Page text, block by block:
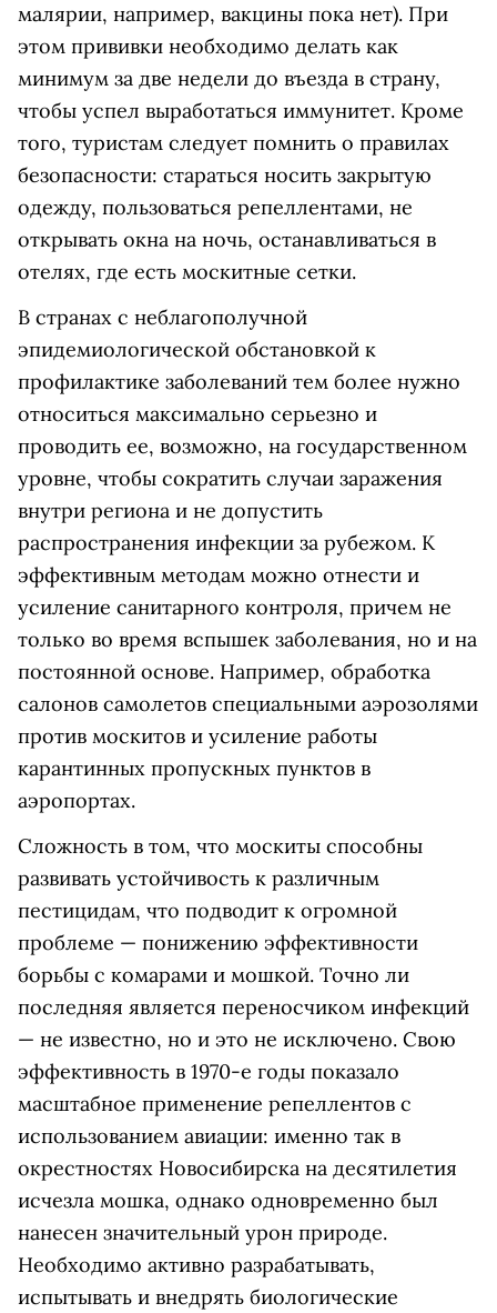
малярии, например, вакцины пока нет). При
этом прививки необходимо делать как
минимум за две недели до въезда в страну,
чтобы успел выработаться иммунитет. Кроме
того, туристам следует помнить о правилах
безопасности: стараться носить закрытую
одежду, пользоваться репеллентами, не
открывать окна на ночь, останавливаться в
отелях, где есть москитные сетки.
В странах с неблагополучной
эпидемиологической обстановкой к
профилактике заболеваний тем более нужно
относиться максимально серьезно и
проводить ее, возможно, на государственном
уровне, чтобы сократить случаи заражения
внутри региона и не допустить
распространения инфекции за рубежом. К
эффективным методам можно отнести и
усиление санитарного контроля, причем не
только во время вспышек заболевания, но и на
постоянной основе. Например, обработка
салонов самолетов специальными аэрозолями
против москитов и усиление работы
карантинных пропускных пунктов в
аэропортах.
Сложность в том, что москиты способны
развивать устойчивость к различным
пестицидам, что подводит к огромной
проблеме — понижению эффективности
борьбы с комарами и мошкой. Точно ли
последняя является переносчиком инфекций
— не известно, но и это не исключено. Свою
эффективность в 1970-е годы показало
масштабное применение репеллентов с
использованием авиации: именно так в
окрестностях Новосибирска на десятилетия
исчезла мошка, однако одновременно был
нанесен значительный урон природе.
Необходимо активно разрабатывать,
испытывать и внедрять биологические